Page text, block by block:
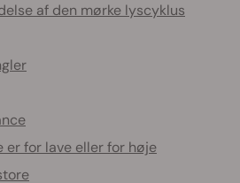
af den mørke lyscyklus
er for lave eller for høje